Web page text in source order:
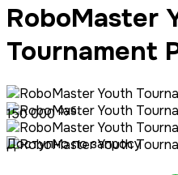
RoboMaster
Tournament
150 000руб.
Доступно по запросу